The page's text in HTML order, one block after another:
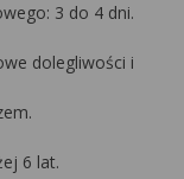
3 do 4 dni.
dolegliwości i
6 lat.